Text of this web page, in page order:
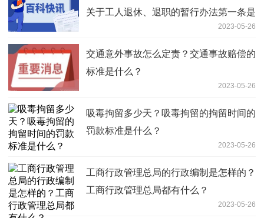
关于工人退休、退职的暂行办法第一条是
2023-05-26
交通意外事故怎么定责？交通事故赔偿的
标准是什么？
2023-05-26
吸毒拘留多少天？吸毒拘留的拘留时间的
罚款标准是什么？
2023-05-26
工商行政管理总局的行政编制是怎样的？
工商行政管理总局都有什么？
2023-05-26